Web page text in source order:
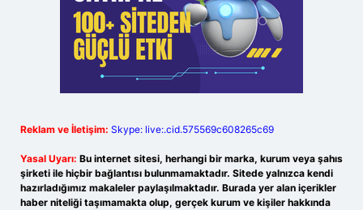
Reklam ve İletişim: Skype: live:.cid.575569c608265c69
Yasal Uyarı: Bu internet sitesi, herhangi bir marka, kurum veya şahıs
şirketi ile hiçbir bağlantısı bulunmamaktadır. Sitede yalnızca kendi
hazırladığımız makaleler paylaşılmaktadır. Burada yer alan içerikler
haber niteliği taşımamakta olup, gerçek kurum ve kişiler hakkında